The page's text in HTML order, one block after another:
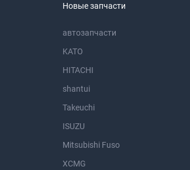
Новые запчасти
автозапчасти
KATO
HITACHI
shantui
Takeuchi
ISUZU
Mitsubishi Fuso
XCMG